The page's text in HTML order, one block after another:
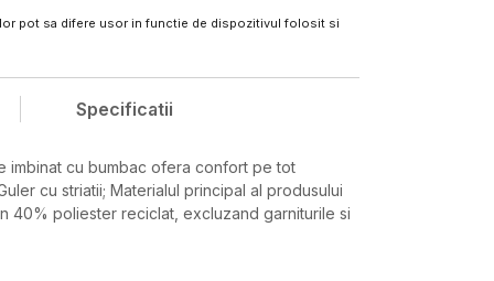
pot sa difere usor in functie de dispozitivul folosit si
Specificatii
imbinat cu bumbac ofera confort pe tot
cu striatii; Materialul principal al produsului
40% poliester reciclat, excluzand garniturile si